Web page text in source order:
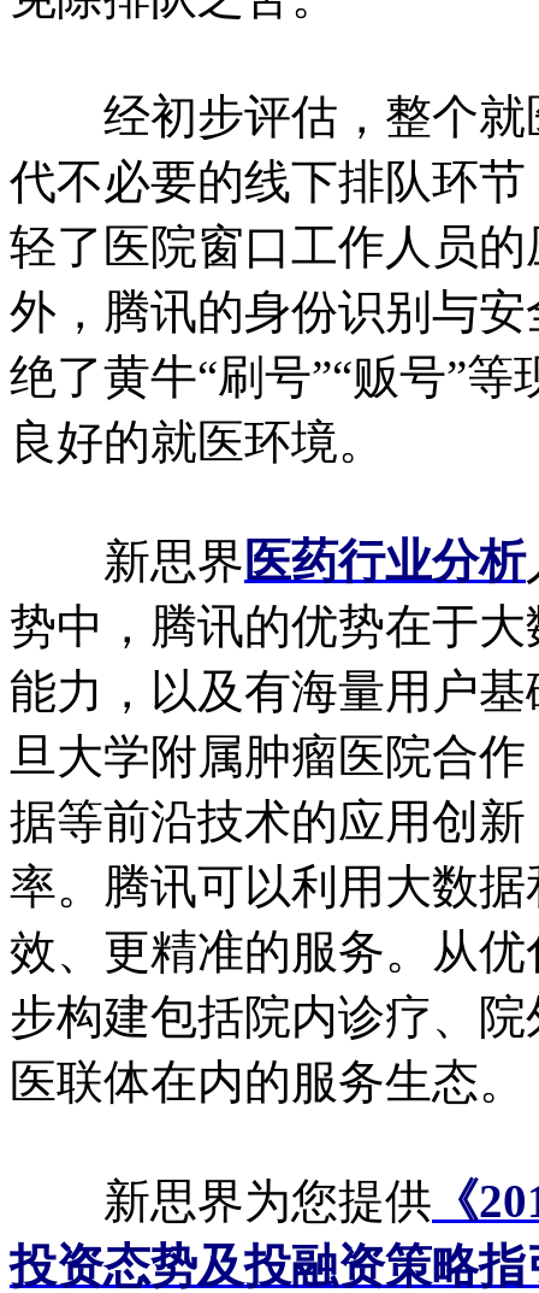
经初步评估，整个就
代不必要的线下排队环
轻了医院窗口工作人员
外，腾讯的身份识别与
绝了黄牛“刷号”“贩号”
良好的就医环境。
新思界 医药行业分析
势中，腾讯的优势在于
能力，以及有海量用户
旦大学附属肿瘤医院合
据等前沿技术的应用创
率。腾讯可以利用大数
效、更精准的服务。从
步构建包括院内诊疗、
医联体在内的服务生态。
新思界为您提供 《
投资态势及投融资策略